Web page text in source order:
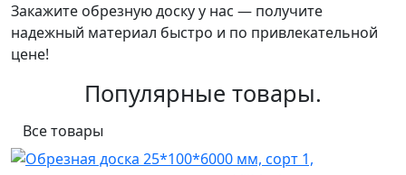
Закажите обрезную доску у нас — получите
надежный материал быстро и по привлекательной
цене!
Популярные товары.
Все товары